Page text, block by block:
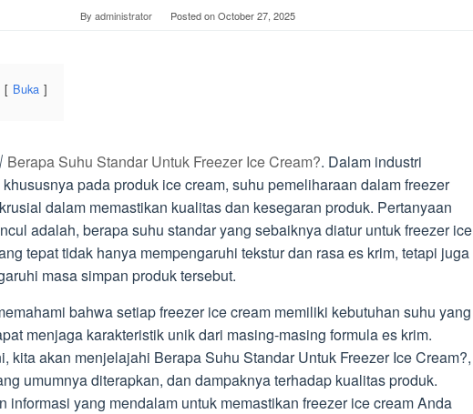
By administrator Posted onOctober 27, 2025
Buka
Berapa Suhu Standar Untuk Freezer Ice Cream?. Dalam industri
pada produk ice cream, suhu pemeliharaan dalam freezer
dalam memastikan kualitas dan kesegaran produk. Pertanyaan
adalah, berapa suhu standar yang sebaiknya diatur untuk freezer ice
tepat tidak hanya mempengaruhi tekstur dan rasa es krim, tetapi juga
masa simpan produk tersebut.
bahwa setiap freezer ice cream memiliki kebutuhan suhu yang
menjaga karakteristik unik dari masing-masing formula es krim.
kita akan menjelajahi Berapa Suhu Standar Untuk Freezer Ice Cream?,
umumnya diterapkan, dan dampaknya terhadap kualitas produk.
informasi yang mendalam untuk memastikan freezer ice cream Anda